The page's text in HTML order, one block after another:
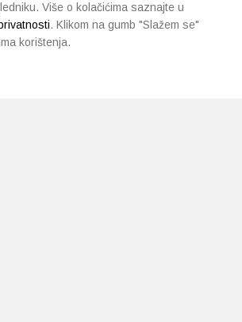
Više o kolačićima saznajte u
. Klikom na gumb "Slažem se"
korištenja.